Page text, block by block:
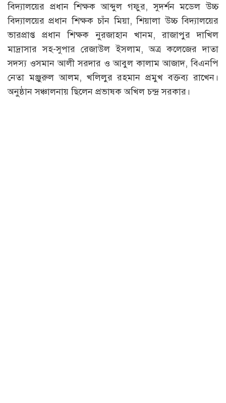
বিদ্যালয়ের প্রধান শিক্ষক আব্দুল গফুর, সুদর্শন মডেল উচ্চ
বিদ্যালয়ের প্রধান শিক্ষক চাঁন মিয়া, শিয়ালা উচ্চ বিদ্যালয়ের
ভারপ্রাপ্ত প্রধান শিক্ষক নুরজাহান খানম, রাজাপুর দাখিল
মাদ্রাসার সহ-সুপার রেজাউল ইসলাম, অত্র কলেজের দাতা
সদস্য ওসমান আলী সরদার ও আবুল কালাম আজাদ, বিএনপি
নেতা মঞ্জুরুল আলম, খলিলুর রহমান প্রমুখ বক্তব্য রাখেন।
অনুষ্ঠান সঞ্চালনায় ছিলেন প্রভাষক অখিল চন্দ্র সরকার।